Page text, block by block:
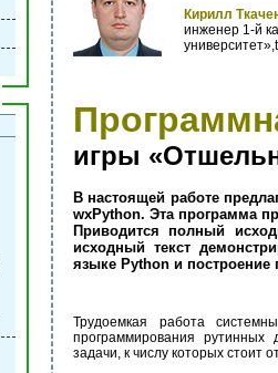
Кирилл
инженер 1-й
игры
В настоящей работе
wxPython. Эта программа
Приводится полный
исходный текст
языке Python и построение
Трудоемкая работа
программирования рутинных
задачи, к числу которых стоит